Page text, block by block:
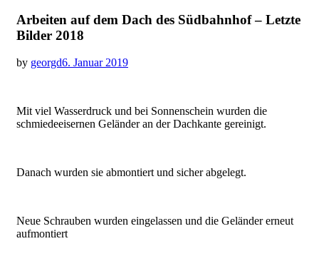
Arbeiten auf dem Dach des Südbahnhof – Letzte
Bilder 2018
by georgdPosted
6. Januar 2019
Mit viel Wasserdruck und bei Sonnenschein wurden die
schmiedeeisernen Geländer an der Dachkante gereinigt.
Danach wurden sie abmontiert und sicher abgelegt.
Neue Schrauben wurden eingelassen und die Geländer erneut
aufmontiert